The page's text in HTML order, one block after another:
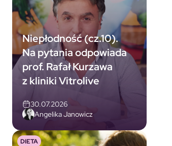
Niepłodność (cz.10).
Na pytania odpowiada
prof. Rafał Kurzawa
z kliniki Vitrolive
30.07.2026
Angelika Janowicz
DIETA